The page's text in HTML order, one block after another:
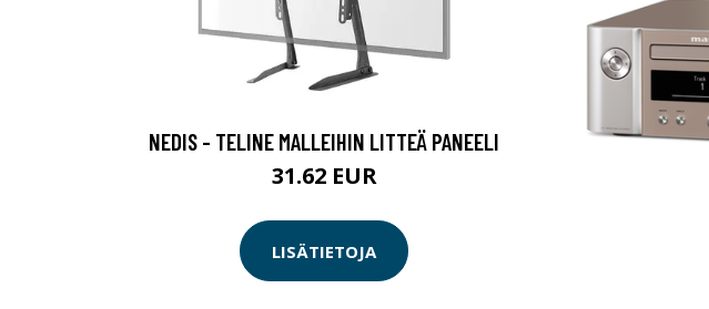
NEDIS - TELINE MALLEIHIN LITTEÄ PANEELI
31.62 EUR
LISÄTIETOJA